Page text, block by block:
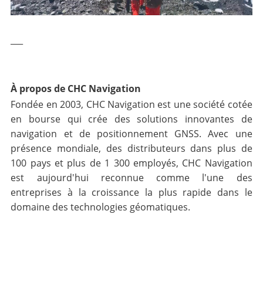
À propos de CHC Navigation
Fondée en 2003, CHC Navigation est une société cotée
en bourse qui crée des solutions innovantes de
navigation et de positionnement GNSS. Avec une
présence mondiale, des distributeurs dans plus de
100 pays et plus de 1 300 employés, CHC Navigation
est aujourd'hui reconnue comme l'une des
entreprises à la croissance la plus rapide dans le
domaine des technologies géomatiques.